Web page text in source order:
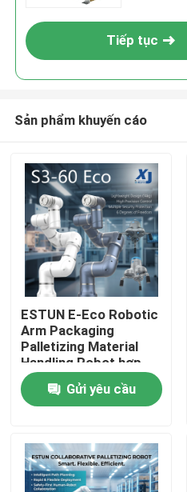
Nhà
Video
Tiếp tục
Sản phẩm khuyến cáo
ESTUN E-Eco Robotic
Arm Packaging
Palletizing Material
Handling Robot hợp
tác với OnRobot
GripperGửi yêu cầu